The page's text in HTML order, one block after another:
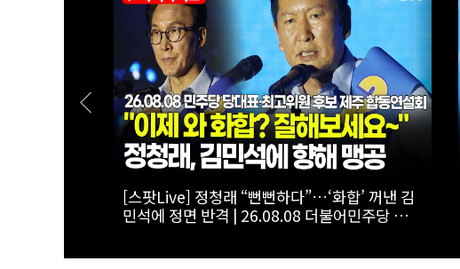
[폴리티션스토리] "800조 서남권 반도체 투자
를 위해"...김원이가 산자위에 남기로 한 이유